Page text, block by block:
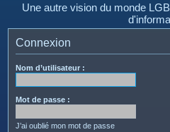
Une autre vision du monde
Connexion
Nom d’utilisateur :
Mot de passe :
J’ai oublié mon mot de passe